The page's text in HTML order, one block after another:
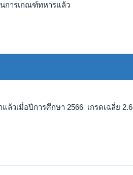
การเกณฑ์ทหารแล้ว
วเมื่อปีการศึกษา 2566 เกรดเฉลี่ย 2.6